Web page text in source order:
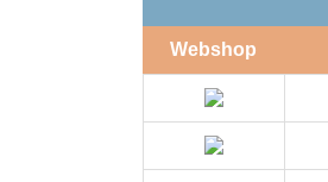
Webshop